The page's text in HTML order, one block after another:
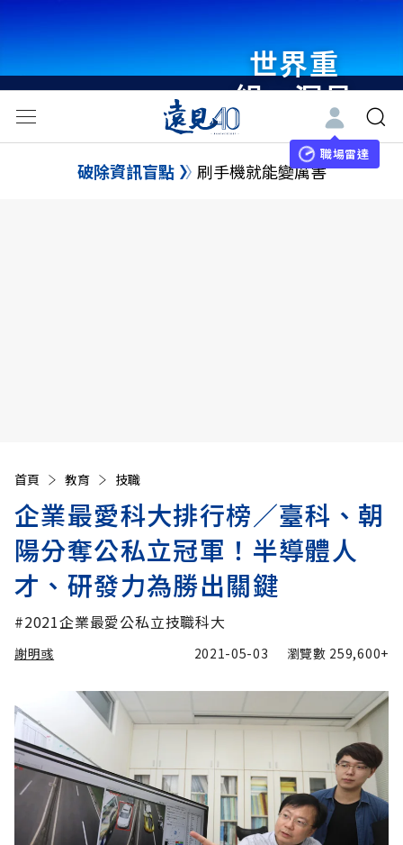
世界重
組・洞見
未來 與
世界領袖
職場雷達
破除資訊盲點 刷手機就能變厲害
首頁 教育 技職
企業最愛科大排行榜／臺科、朝
陽分奪公私立冠軍！半導體人
才、研發力為勝出關鍵
#2021企業最愛公私立技職科大
謝明彧 2021-05-03 瀏覽數 259,600+